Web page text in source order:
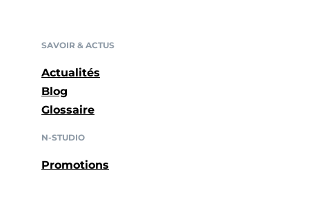
SAVOIR & ACTUS
Actualités
Blog
Glossaire
N-STUDIO
Promotions